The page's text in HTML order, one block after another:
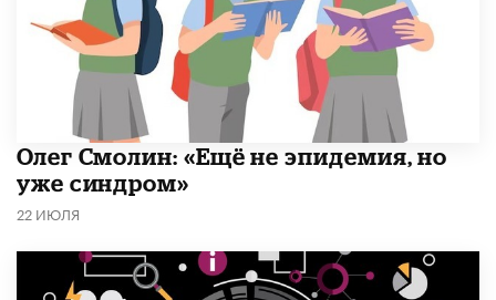
​Олег Смолин: «Ещё не эпидемия, но
уже синдром»
22 ИЮЛЯ